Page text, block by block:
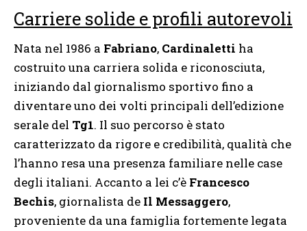
Carriere solide e profili autorevoli
Nata nel 1986 a Fabriano, Cardinaletti ha
costruito una carriera solida e riconosciuta,
iniziando dal giornalismo sportivo fino a
diventare uno dei volti principali dell’edizione
serale del Tg1. Il suo percorso è stato
caratterizzato da rigore e credibilità, qualità che
l’hanno resa una presenza familiare nelle case
degli italiani. Accanto a lei c’è Francesco
Bechis, giornalista de Il Messaggero,
proveniente da una famiglia fortemente legata